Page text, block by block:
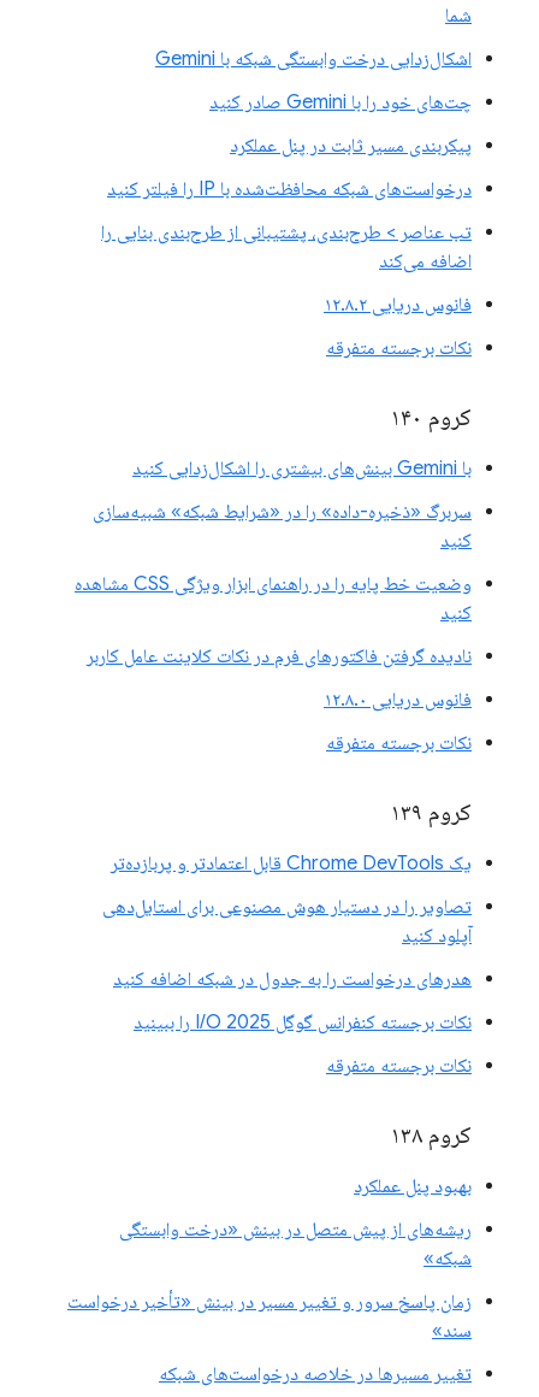
شما
اشکال‌زدایی درخت وابستگی شبکه با Gemini
چت‌های خود را با Gemini صادر کنید
پیکربندی مسیر ثابت در پنل عملکرد
درخواست‌های شبکه محافظت‌شده با IP را فیلتر کنید
تب عناصر > طرح‌بندی، پشتیبانی از طرح‌بندی بنایی را
اضافه می‌کند
فانوس دریایی ۱۲.۸.۲
نکات برجسته متفرقه
کروم ۱۴۰
با Gemini بینش‌های بیشتری را اشکال‌زدایی کنید
سربرگ «ذخیره-داده» را در «شرایط شبکه» شبیه‌سازی
کنید
وضعیت خط پایه را در راهنمای ابزار ویژگی CSS مشاهده
کنید
نادیده گرفتن فاکتورهای فرم در نکات کلاینت عامل کاربر
فانوس دریایی ۱۲.۸.۰
نکات برجسته متفرقه
کروم ۱۳۹
یک Chrome DevTools قابل اعتمادتر و پربازده‌تر
تصاویر را در دستیار هوش مصنوعی برای استایل‌دهی
آپلود کنید
هدرهای درخواست را به جدول در شبکه اضافه کنید
نکات برجسته کنفرانس گوگل I/O 2025 را ببینید
نکات برجسته متفرقه
کروم ۱۳۸
بهبود پنل عملکرد
ریشه‌های از پیش متصل در بینش «درخت وابستگی
شبکه»
زمان پاسخ سرور و تغییر مسیر در بینش «تأخیر درخواست
سند»
تغییر مسیرها در خلاصه درخواست‌های شبکه